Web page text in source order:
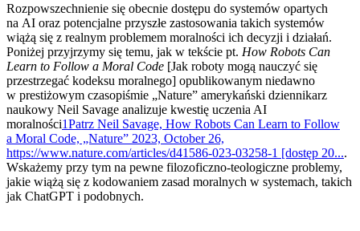
Rozpowszechnienie się obecnie dostępu do systemów opartych
na AI oraz potencjalne przyszłe zastosowania takich systemów
wiążą się z realnym problemem moralności ich decyzji i działań.
Poniżej przyjrzymy się temu, jak w tekście pt. How Robots Can
Learn to Follow a Moral Code [Jak roboty mogą nauczyć się
przestrzegać kodeksu moralnego] opublikowanym niedawno
w prestiżowym czasopiśmie „Nature” amerykański dziennikarz
naukowy Neil Savage analizuje kwestię uczenia AI
moralności1Patrz Neil Savage, How Robots Can Learn to Follow
a Moral Code, „Nature” 2023, October 26,
https://www.nature.com/articles/d41586-023-03258-1 [dostęp 20....
Wskażemy przy tym na pewne filozoficzno-teologiczne problemy,
jakie wiążą się z kodowaniem zasad moralnych w systemach, takich
jak ChatGPT i podobnych.